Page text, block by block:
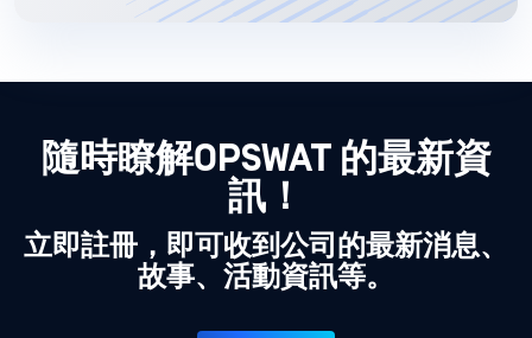
隨時瞭解OPSWAT 的最新資
訊！
立即註冊，即可收到公司的最新消息、
故事、活動資訊等。